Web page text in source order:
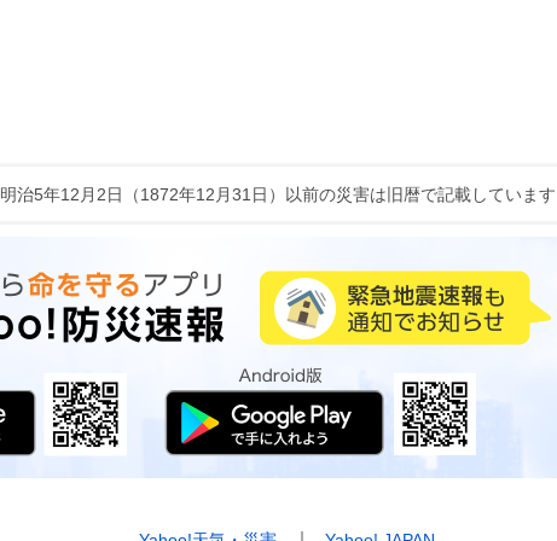
明治5年12月2日（1872年12月31日）以前の災害は旧暦で記載していま